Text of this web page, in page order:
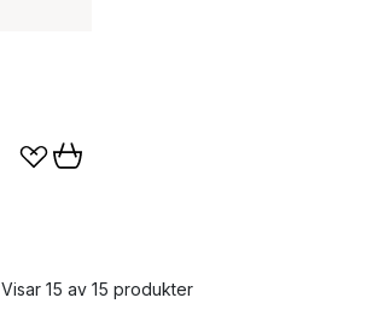
Visar 15 av 15 produkter